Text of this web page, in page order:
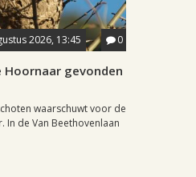
2026, 13:45 0
Hoornaar gevonden
waarschuwt voor de
In de Van Beethovenlaan